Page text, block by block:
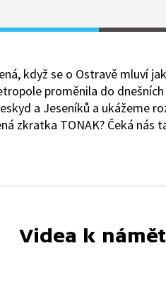
když se o Ostravě mluví
proměnila do
a Jeseníků a ukážeme
zkratka TONAK? Čeká nás
Videa k